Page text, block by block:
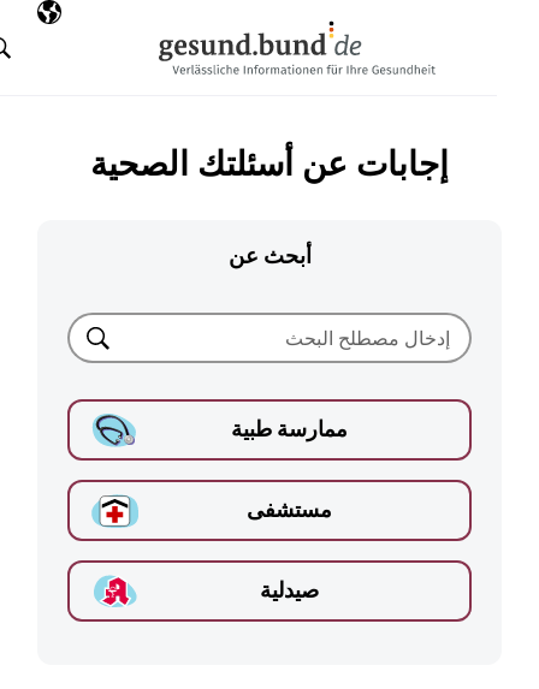
اللغة
البحث
إجابات عن أسئلتك الصحية
أبحث عن
ممارسة طبية
مستشفى
صيدلية